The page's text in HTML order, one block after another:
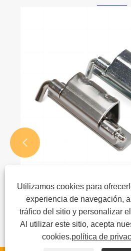
Consejos de ajuste para
gabinetes
Ver más >>

Utilizamos cookies para
experiencia de navegación,
tráfico del sitio y personalizar
Al utilizar este sitio, acepta
cookies.política de